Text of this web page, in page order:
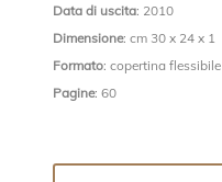
Data di uscita: 2010
Dimensione: cm 30 x 24 x 1
Formato: copertina flessibile
Pagine: 60